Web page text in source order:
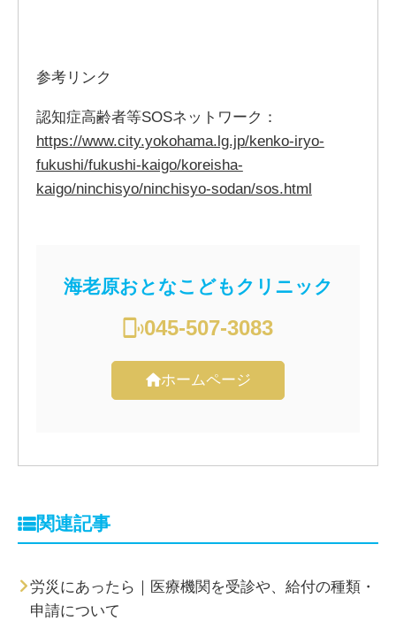
参考リンク
認知症高齢者等SOSネットワーク：
https://www.city.yokohama.lg.jp/kenko-iryo-
fukushi/fukushi-kaigo/koreisha-
kaigo/ninchisyo/ninchisyo-sodan/sos.html
海老原おとなこどもクリニック
045-507-3083
ホームページ
関連記事
労災にあったら｜医療機関を受診や、給付の種類・
申請について